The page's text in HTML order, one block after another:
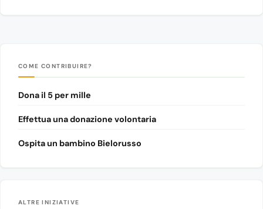
COME CONTRIBUIRE?
Dona il 5 per mille
Effettua una donazione volontaria
Ospita un bambino Bielorusso
ALTRE INIZIATIVE